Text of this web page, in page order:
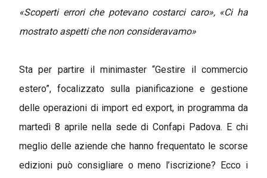
«Scoperti errori che potevano costarci caro», «Ci ha
mostrato aspetti che non consideravamo»
Sta per partire il minimaster “Gestire il commercio
estero”, focalizzato sulla pianificazione e gestione
delle operazioni di import ed export, in programma da
martedì 8 aprile nella sede di Confapi Padova. E chi
meglio delle aziende che hanno frequentato le scorse
edizioni può consigliare o meno l’iscrizione? Ecco i